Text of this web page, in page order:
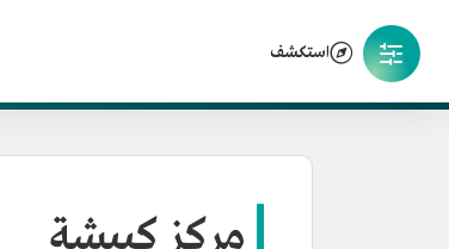
استكشف
مركز كبيشة